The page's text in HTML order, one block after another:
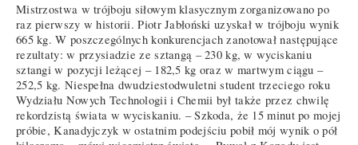
Mistrzostwa w trójboju siłowym klasycznym zorganizowano po
raz pierwszy w historii. Piotr Jabłoński uzyskał w trójboju wynik
665 kg. W poszczególnych konkurencjach zanotował następujące
rezultaty: w przysiadzie ze sztangą – 230 kg, w wyciskaniu
sztangi w pozycji leżącej – 182,5 kg oraz w martwym ciągu –
252,5 kg. Niespełna dwudziestodwuletni student trzeciego roku
Wydziału Nowych Technologii i Chemii był także przez chwilę
rekordzistą świata w wyciskaniu. – Szkoda, że 15 minut po mojej
próbie, Kanadyjczyk w ostatnim podejściu pobił mój wynik o pół